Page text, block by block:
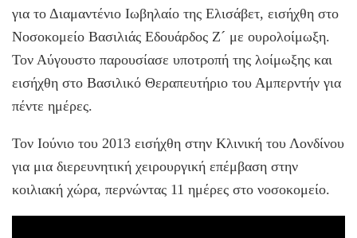
για το Διαμαντένιο Ιωβηλαίο της Ελισάβετ, εισήχθη στο
Νοσοκομείο Βασιλιάς Εδουάρδος Ζ´ με ουρολοίμωξη.
Τον Αύγουστο παρουσίασε υποτροπή της λοίμωξης και
εισήχθη στο Βασιλικό Θεραπευτήριο του Αμπερντήν για
πέντε ημέρες.
Τον Ιούνιο του 2013 εισήχθη στην Κλινική του Λονδίνου
για μια διερευνητική χειρουργική επέμβαση στην
κοιλιακή χώρα, περνώντας 11 ημέρες στο νοσοκομείο.